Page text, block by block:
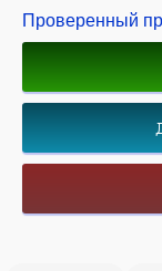
Проверенный